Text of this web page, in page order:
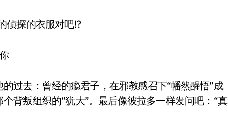
侦探的衣服对吧!?
过去：曾经的瘾君子，在邪教感召下“幡然醒悟”成
背叛组织的“犹大”。最后像彼拉多一样发问吧：“真